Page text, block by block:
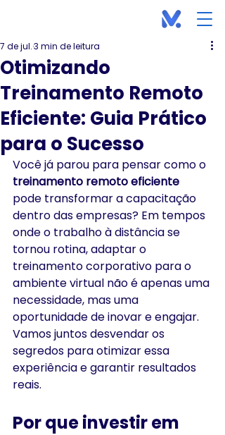
Otimizando
Treinamento Remoto
Eficiente: Guia Prático
para o Sucesso
7 de jul.3 min de leitura
Você já parou para pensar como o
treinamento remoto eficiente
pode transformar a capacitação
dentro das empresas? Em tempos
onde o trabalho à distância se
tornou rotina, adaptar o
treinamento corporativo para o
ambiente virtual não é apenas uma
necessidade, mas uma
oportunidade de inovar e engajar.
Vamos juntos desvendar os
segredos para otimizar essa
experiência e garantir resultados
reais.
Por que investir em